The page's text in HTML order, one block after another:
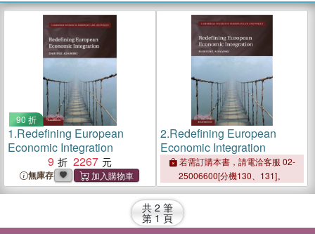
90 折
1.Redefining European
Economic Integration
9
2267
無庫存
2.Redefining European
Economic Integration
若需訂購本書，請電洽客服 02-
25006600[分機130、131]。
共 2 筆
第 1 頁